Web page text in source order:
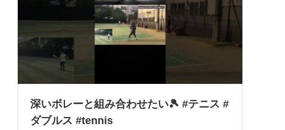
深いボレーと組み合わせたい🎾 #テニス #
ダブルス #tennis